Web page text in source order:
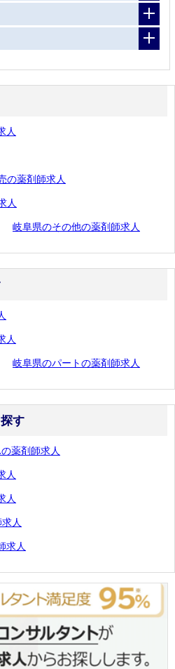
人
の薬剤師求人
人
岐阜県のその他の薬剤師求人
人
岐阜県のパートの薬剤師求人
す
薬剤師求人
人
人
人
求人